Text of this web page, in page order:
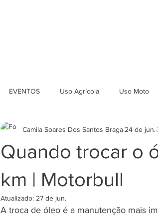
EVENTOS Uso Agrícola Uso Moto
Quando trocar o
km | Motorbull
Camila Soares Dos Santos Braga 24 de jun.
Atualizado: 27 de jun.
A troca de óleo é a manutenção mais